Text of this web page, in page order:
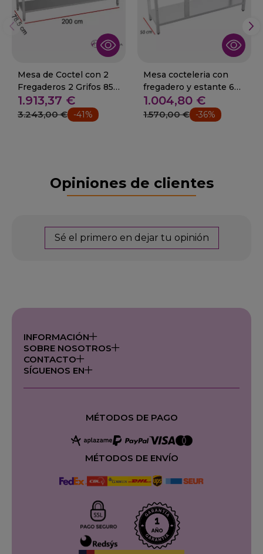
Mesa de Coctel con 2
Fregaderos 2 Grifos 85-
MCE-200+
1.913,37 €
3.243,00 € -41%
Mesa cocteleria con
fregadero y estante 66-
IDM89012+
1.004,80 €
1.570,00 € -36%
Opiniones de clientes
Sé el primero en dejar tu opinión
INFORMACIÓN
SOBRE NOSOTROS
CONTACTO
SÍGUENOS EN
MÉTODOS DE PAGO
MÉTODOS DE ENVÍO